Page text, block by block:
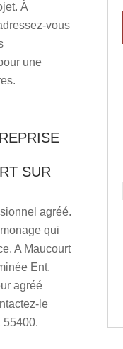
À
vous
une
SUR
agréé.
qui
A Maucourt
Ent.
agréé
le
55400.